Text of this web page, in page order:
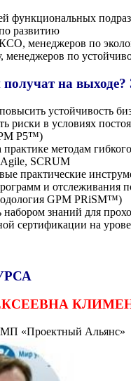
функциональных
развитию
менеджеров по
менеджеров по
на выходе?
устойчивость
риски в условиях
P5™)
практике методам
SCRUM
практические
и отслеживания
GPM PRiSM™)
набором знаний для
сертификации на
«Проектный Альянс»